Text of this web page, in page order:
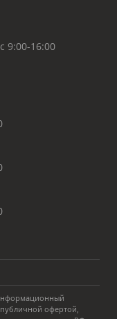
9:00-16:00
публичной офертой,